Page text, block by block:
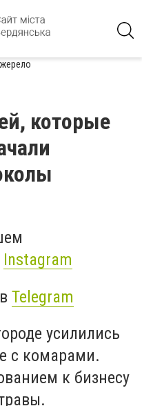
которые
Instagram
Telegram
усилились
с комарами.
к бизнесу